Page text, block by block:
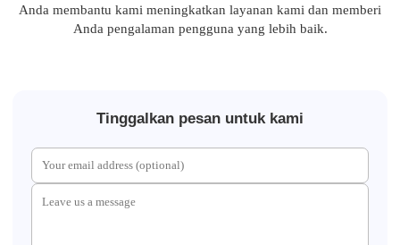
Anda membantu kami meningkatkan layanan kami dan memberi
Anda pengalaman pengguna yang lebih baik.
Tinggalkan pesan untuk kami